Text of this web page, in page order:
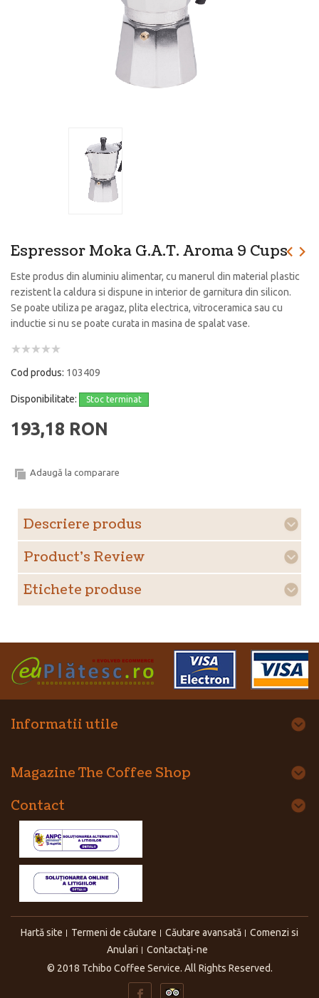
Espressor Moka G.A.T. Aroma 9 Cups
Este produs din aluminiu alimentar, cu manerul din material plastic
rezistent la caldura si dispune in interior de garnitura din silicon.
Se poate utiliza pe aragaz, plita electrica, vitroceramica sau cu
inductie si nu se poate curata in masina de spalat vase.
Cod produs: 103409
Disponibilitate: Stoc terminat
193,18 RON
Adaugă la comparare
Descriere produs
Product's Review
Etichete produse
Informatii utile
Magazine The Coffee Shop
Contact
Hartă site Termeni de căutare Căutare avansată
Comenzi si
Anulari
Contactaţi-ne
© 2018 Tchibo Coffee Service. All Rights Reserved.